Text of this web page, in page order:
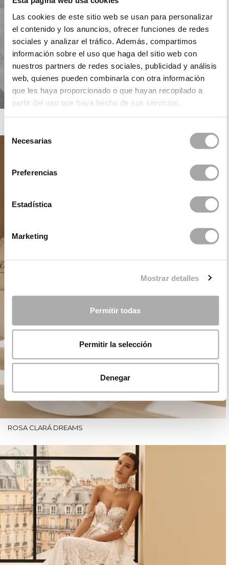
Las cookies de este sitio web se usan para personalizar
el contenido y los anuncios, ofrecer funciones de redes
sociales y analizar el tráfico. Además, compartimos
información sobre el uso que haga del sitio web con
nuestros partners de redes sociales, publicidad y análisis
web, quienes pueden combinarla con otra información
que les haya proporcionado o que hayan recopilado a
partir del uso que haya hecho de sus servicios.
Necesarias
Preferencias
Estadística
Marketing
Mostrar detalles
Permitir todas
Permitir la selección
Denegar
ROSA CLARÁ SOFT
ROSA CLARÁ DREAMS